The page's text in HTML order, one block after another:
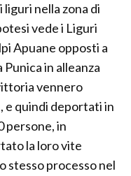
nella zona di
vede i Liguri
Apuane opposti a
in alleanza
vennero
e quindi deportati in
persone, in
la loro vite
stesso processo nel